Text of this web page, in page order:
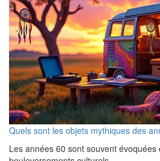
Quels sont les objets mythiques des
Les années 60 sont souvent